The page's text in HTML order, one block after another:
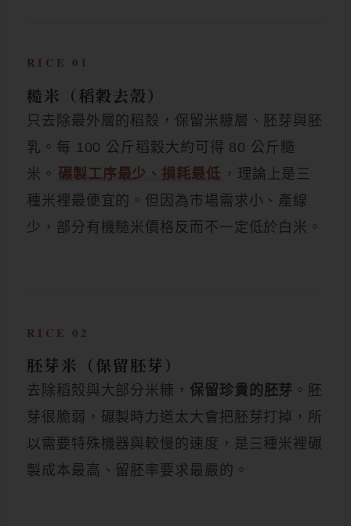
RICE 01
糙米（稻穀去殼）
只去除最外層的稻殼，保留米糠層、胚芽與胚
乳。每 100 公斤稻穀大約可得 80 公斤糙
米。 碾製工序最少、損耗最低 ，理論上是三
種米裡最便宜的。但因為市場需求小、產線
少，部分有機糙米價格反而不一定低於白米。
RICE 02
胚芽米（保留胚芽）
去除稻殼與大部分米糠， 保留珍貴的胚芽 。胚
芽很脆弱，碾製時力道太大會把胚芽打掉，所
以需要特殊機器與較慢的速度，是三種米裡碾
製成本最高、留胚率要求最嚴的。